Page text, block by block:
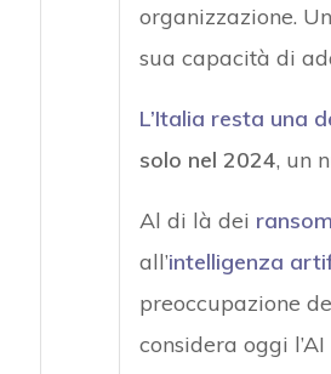
organizzazione.
sua capacità di
L’Italia resta una
solo nel 2024, un
Al di là dei
all’intelligenza
preoccupazione
considera oggi